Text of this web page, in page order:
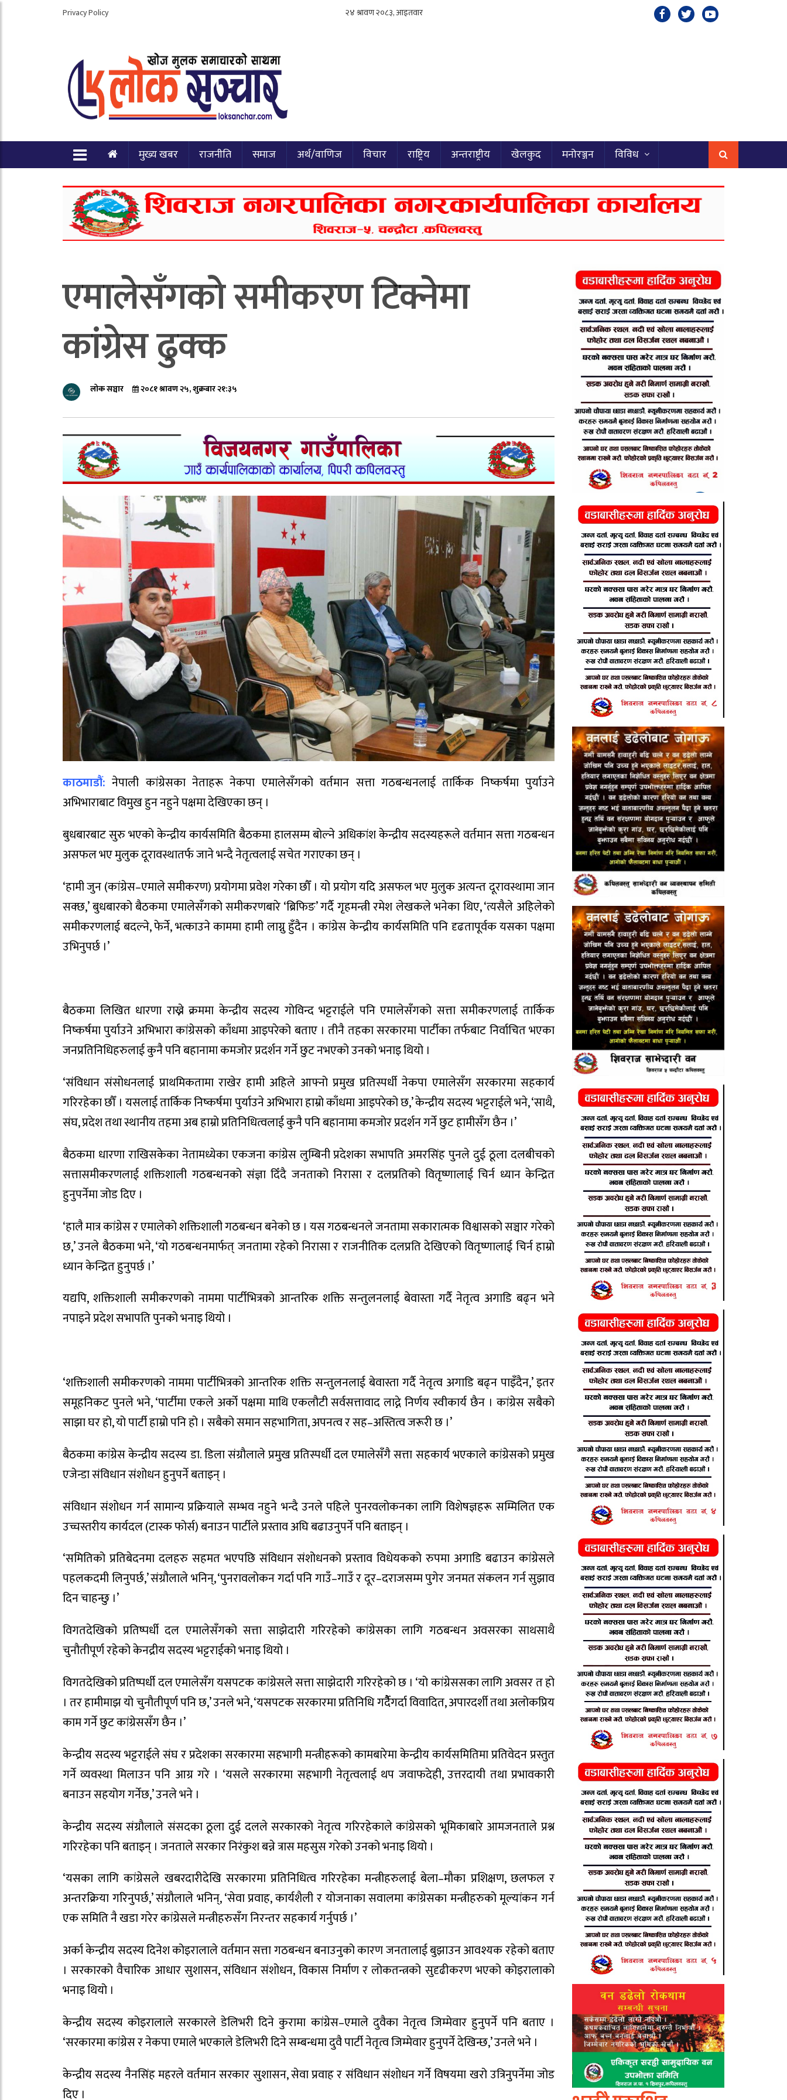
Privacy Policy
मुख्य खबर राजनीति समाज अर्थ/वाणिज विचार राष्ट्रिय अन्तराष्ट्रीय खेलकुद मनोरञ्जन विविध
एमालेसँगको समीकरण टिक्नेमा
कांग्रेस ढुक्क
लोक सञ्चार २०८१ श्रावण २५, शुक्रबार २१:३५
काठमाडौं: नेपाली कांग्रेसका नेताहरू नेकपा एमालेसँगको वर्तमान सत्ता गठबन्धनलाई तार्किक निष्कर्षमा पुर्या‍उने
अभिभाराबाट विमुख हुन नहुने पक्षमा देखिएका छन् ।
बुधबारबाट सुरु भएको केन्द्रीय कार्यसमिति बैठकमा हालसम्म बोल्ने अधिकांश केन्द्रीय सदस्यहरूले वर्तमान सत्ता गठबन्धन
असफल भए मुलुक दूरावस्थातर्फ जाने भन्दै नेतृत्वलाई सचेत गराएका छन् ।
‘हामी जुन (कांग्रेस–एमाले समीकरण) प्रयोगमा प्रवेश गरेका छौँ । यो प्रयोग यदि असफल भए मुलुक अत्यन्त दूरावस्थामा जान
सक्छ,’ बुधबारको बैठकमा एमालेसँगको समीकरणबारे ‘ब्रिफिङ’ गर्दै गृहमन्त्री रमेश लेखकले भनेका थिए, ‘त्यसैले अहिलेको
समीकरणलाई बदल्ने, फेर्ने, भत्काउने काममा हामी लाग्नु हुँदैन । कांग्रेस केन्द्रीय कार्यसमिति पनि दृढतापूर्वक यसका पक्षमा
उभिनुपर्छ ।’
बैठकमा लिखित धारणा राख्ने क्रममा केन्द्रीय सदस्य गोविन्द भट्टराईले पनि एमालेसँगको सत्ता समीकरणलाई तार्किक
निष्कर्षमा पुर्या‍उने अभिभारा कांग्रेसको काँधमा आइपरेको बताए । तीनै तहका सरकारमा पार्टीका तर्फबाट निर्वाचित भएका
जनप्रतिनिधिहरुलाई कुनै पनि बहानामा कमजोर प्रदर्शन गर्ने छुट नभएको उनको भनाइ थियो ।
‘संविधान संसोधनलाई प्राथमिकतामा राखेर हामी अहिले आफ्नो प्रमुख प्रतिस्पर्धी नेकपा एमालेसँग सरकारमा सहकार्य
गरिरहेका छौँ । यसलाई तार्किक निष्कर्षमा पुर्याउने अभिभारा हाम्रो काँधमा आइपरेको छ,’ केन्द्रीय सदस्य भट्टराईले भने, ‘साथै,
संघ, प्रदेश तथा स्थानीय तहमा अब हाम्रो प्रतिनिधित्वलाई कुनै पनि बहानामा कमजोर प्रदर्शन गर्ने छुट हामीसँग छैन ।’
बैठकमा धारणा राखिसकेका नेतामध्येका एकजना कांग्रेस लुम्बिनी प्रदेशका सभापति अमरसिंह पुनले दुई ठूला दलबीचको
सत्तासमीकरणलाई शक्तिशाली गठबन्धनको संज्ञा दिँदै जनताको निरासा र दलप्रतिको वितृष्णालाई चिर्न ध्यान केन्द्रित
हुनुपर्नेमा जोड दिए ।
‘हालै मात्र कांग्रेस र एमालेको शक्तिशाली गठबन्धन बनेको छ । यस गठबन्धनले जनतामा सकारात्मक विश्वासको सञ्चार गरेको
छ,’ उनले बैठकमा भने, ‘यो गठबन्धनमार्फत् जनतामा रहेको निरासा र राजनीतिक दलप्रति देखिएको वितृष्णालाई चिर्न हाम्रो
ध्यान केन्द्रित हुनुपर्छ ।’
यद्यपि, शक्तिशाली समीकरणको नाममा पार्टीभित्रको आन्तरिक शक्ति सन्तुलनलाई बेवास्ता गर्दै नेतृत्व अगाडि बढ्न भने
नपाइने प्रदेश सभापति पुनको भनाइ थियो ।
‘शक्तिशाली समीकरणको नाममा पार्टीभित्रको आन्तरिक शक्ति सन्तुलनलाई बेवास्ता गर्दै नेतृत्व अगाडि बढ्न पाइँदैन,’ इतर
समूहनिकट पुनले भने, ‘पार्टीमा एकले अर्को पक्षमा माथि एकलौटी सर्वसत्तावाद लाद्ने निर्णय स्वीकार्य छैन । कांग्रेस सबैको
साझा घर हो, यो पार्टी हाम्रो पनि हो । सबैको समान सहभागिता, अपनत्व र सह–अस्तित्व जरूरी छ ।’
बैठकमा कांग्रेस केन्द्रीय सदस्य डा. डिला संग्रौलाले प्रमुख प्रतिस्पर्धी दल एमालेसँगै सत्ता सहकार्य भएकाले कांग्रेसको प्रमुख
एजेन्डा संविधान संशोधन हुनुपर्ने बताइन् ।
संविधान संशोधन गर्न सामान्य प्रक्रियाले सम्भव नहुने भन्दै उनले पहिले पुनरवलोकनका लागि विशेषज्ञहरू सम्मिलित एक
उच्चस्तरीय कार्यदल (टास्क फोर्स) बनाउन पार्टीले प्रस्ताव अघि बढाउनुपर्ने पनि बताइन् ।
‘समितिको प्रतिबेदनमा दलहरु सहमत भएपछि संविधान संशोधनको प्रस्ताव विधेयकको रुपमा अगाडि बढाउन कांग्रेसले
पहलकदमी लिनुपर्छ,’ संग्रौलाले भनिन्, ‘पुनरावलोकन गर्दा पनि गाउँ–गाउँ र दूर–दराजसम्म पुगेर जनमत संकलन गर्न सुझाव
दिन चाहन्छु ।’
विगतदेखिको प्रतिष्पर्धी दल एमालेसँगको सत्ता साझेदारी गरिरहेको कांग्रेसका लागि गठबन्धन अवसरका साथसाथै
चुनौतीपूर्ण रहेको केनद्रीय सदस्य भट्टराईको भनाइ थियो ।
विगतदेखिको प्रतिष्पर्धी दल एमालेसँग यसपटक कांग्रेसले सत्ता साझेदारी गरिरहेको छ । ‘यो कांग्रेससका लागि अवसर त हो
। तर हामीमाझ यो चुनौतीपूर्ण पनि छ,’ उनले भने, ‘यसपटक सरकारमा प्रतिनिधि गर्दैैगर्दा विवादित, अपारदर्शी तथा अलोकप्रिय
काम गर्ने छुट कांग्रेससँग छैन ।’
केन्द्रीय सदस्य भट्टराईले संघ र प्रदेशका सरकारमा सहभागी मन्त्रीहरूको कामबारेमा केन्द्रीय कार्यसमितिमा प्रतिवेदन प्रस्तुत
गर्ने व्यवस्था मिलाउन पनि आग्र गरे । ‘यसले सरकारमा सहभागी नेतृत्वलाई थप जवाफदेही, उत्तरदायी तथा प्रभावकारी
बनाउन सहयोग गर्नेछ,’ उनले भने ।
केन्द्रीय सदस्य संग्रौलाले संसदका ठूला दुई दलले सरकारको नेतृत्व गरिरहेकाले कांग्रेसको भूमिकाबारे आमजनताले प्रश्न
गरिरहेका पनि बताइन् । जनताले सरकार निरंकुश बन्ने त्रास महसुस गरेको उनको भनाइ थियो ।
‘यसका लागि कांग्रेसले खबरदारीदेखि सरकारमा प्रतिनिधित्व गरिरहेका मन्त्रीहरुलाई बेला–मौका प्रशिक्षण, छलफल र
अन्तरक्रिया गरिनुपर्छ,’ संग्रौलाले भनिन्, ‘सेवा प्रवाह, कार्यशैली र योजनाका सवालमा कांग्रेसका मन्त्रीहरुको मूल्यांकन गर्न
एक समिति नै खडा गरेर कांग्रेसले मन्त्रीहरुसँग निरन्तर सहकार्य गर्नुपर्छ ।’
अर्का केन्द्रीय सदस्य दिनेश कोइरालाले वर्तमान सत्ता गठबन्धन बनाउनुको कारण जनतालाई बुझाउन आवश्यक रहेको बताए
। सरकारको वैचारिक आधार सुशासन, संविधान संशोधन, विकास निर्माण र लोकतन्त्रको सुदृढीकरण भएको कोइरालाको
भनाइ थियो ।
केन्द्रीय सदस्य कोइरालाले सरकारले डेलिभरी दिने कुरामा कांग्रेस–एमाले दुवैका नेतृत्व जिम्मेवार हुनुपर्ने पनि बताए ।
‘सरकारमा कांग्रेस र नेकपा एमाले भएकाले डेलिभरी दिने सम्बन्धमा दुवै पार्टी नेतृत्व जिम्मेवार हुनुपर्ने देखिन्छ,’ उनले भने ।
केन्द्रीय सदस्य नैनसिंह महरले वर्तमान सरकार सुशासन, सेवा प्रवाह र संविधान संशोधन गर्ने विषयमा खरो उत्रिनुपर्नेमा जोड
दिए ।